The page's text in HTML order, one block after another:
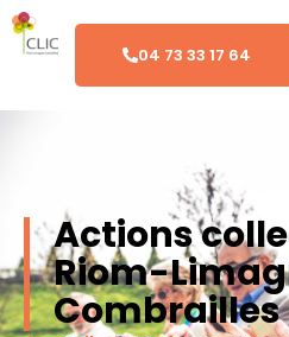
04 73 33 17 64
Actions
Riom-
Combrailles